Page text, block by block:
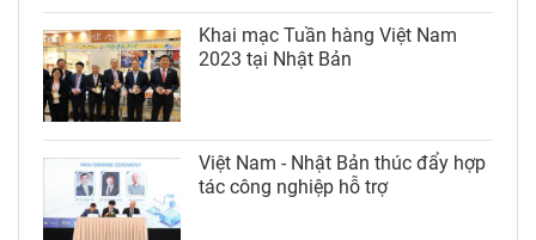
Khai mạc Tuần hàng Việt Nam
2023 tại Nhật Bản
Việt Nam - Nhật Bản thúc đẩy hợp
tác công nghiệp hỗ trợ